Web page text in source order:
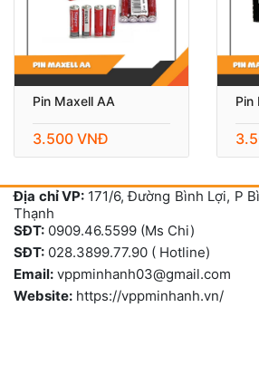
Pin Maxell AA
3.500 VNĐ
Pin
Địa chỉ VP: 171/6, Đường Bình Lợi, P
Thạnh
SĐT: 0909.46.5599 (Ms Chi)
SĐT: 028.3899.77.90 ( Hotline)
Email: vppminhanh03@gmail.com
Website: https://vppminhanh.vn/